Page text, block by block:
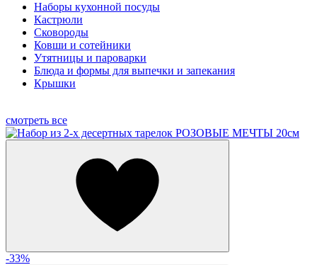
Наборы кухонной посуды
Кастрюли
Сковороды
Ковши и сотейники
Утятницы и пароварки
Блюда и формы для выпечки и запекания
Крышки
смотреть все
-33%